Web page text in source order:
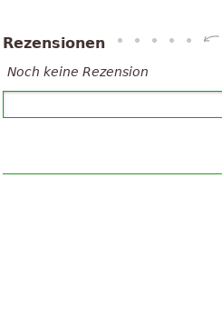
Rezensionen
Noch keine Rezension